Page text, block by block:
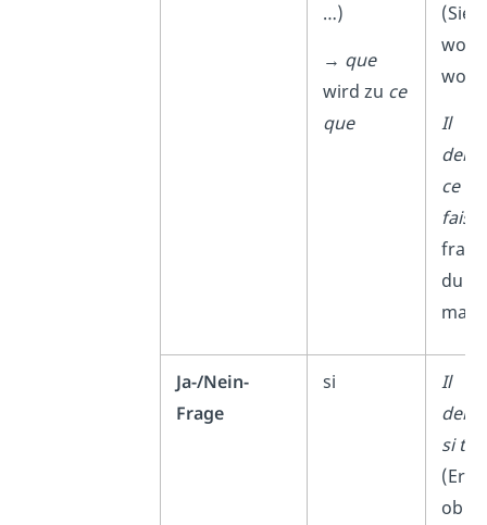
…)
→ que
wird zu ce
que
(Sie
wo
Il
ce
fais.
du
Ja-/Nein-
Frage
si
Il
si tu
(Er
ob